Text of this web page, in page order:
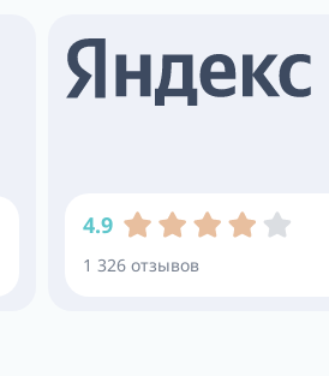
4.9
1 326 отзывов